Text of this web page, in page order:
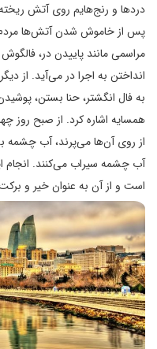
دردها و رنج‌هایم روی آتش
پس از خاموش شدن آتش‌ها
مراسمی مانند پاییدن در،
انداختن به اجرا در می‌آید. از
به فال انگشتر، حنا بستن،
همسایه اشاره کرد. از صبح روز
از روی آن‌ها می‌پرند، آب چشمه
آب چشمه سیراب می‌کنند. انجام
است و از آن به‌ عنوان خیر و